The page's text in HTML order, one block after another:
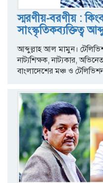
স্মরণীয়-বরণীয় :
সাংস্কৃতিকব্যক্তিত্ব
আব্দুল্লাহ আল মামুন।
নাট্যশিক্ষক, নাট্যকার,
বাংলাদেশের মঞ্চ ও